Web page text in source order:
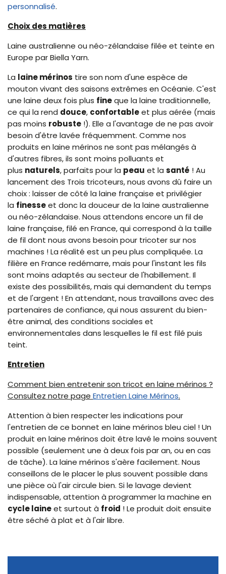
personnalisé.
Choix des matières
Laine australienne ou néo-zélandaise filée et teinte en
Europe par Biella Yarn.
La laine mérinos tire son nom d'une espèce de
mouton vivant des saisons extrêmes en Océanie. C'est
une laine deux fois plus fineque la laine traditionnelle,
ce qui la rend douce, confortableet plus aérée (mais
pas moins robuste !). Elle a l'avantage de ne pas avoir
besoin d'être lavée fréquemment. Comme nos
produits en laine mérinos ne sont pas mélangés à
d'autres fibres, ils sont moins polluants et
plus naturels, parfaits pour la peau et la santé ! Au
lancement des Trois tricoteurs, nous avons dû faire un
choix : laisser de côté la laine française et privilégier
la finesseet donc la douceur de la laine australienne
ou néo-zélandaise. Nous attendons encore un fil de
laine française, filé en France, qui correspond à la taille
de fil dont nous avons besoin pour tricoter sur nos
machines ! La réalité est un peu plus compliquée. La
filière en France redémarre, mais pour l'instant les fils
sont moins adaptés au secteur de l'habillement. Il
existe des possibilités, mais qui demandent du temps
et de l'argent ! En attendant, nous travaillons avec des
partenaires de confiance, qui nous assurent du bien-
être animal, des conditions sociales et
environnementales dans lesquelles le fil est filé puis
teint.
Entretien
Comment bien entretenir son tricot en laine mérinos ?
Consultez notre page Entretien Laine Mérinos.
Attention à bien respecter les indications pour
l'entretien de ce bonnet en laine mérinos bleu ciel ! Un
produit en laine mérinos doit être lavé le moins souvent
possible (seulement une à deux fois par an, ou en cas
de tâche). La laine mérinos s'aère facilement. Nous
conseillons de le placer le plus souvent possible dans
une pièce où l'air circule bien. Si le lavage devient
indispensable, attention à programmer la machine en
cycle laineet surtout à froid ! Le produit doit ensuite
être séché à plat et à l'air libre.